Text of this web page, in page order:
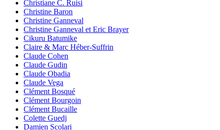
Christiane C. Ruisi
Christine Baron
Christine Ganneval
Christine Ganneval et Eric Brayer
Cikuru Batumike
Claire & Marc Héber-Suffrin
Claude Cohen
Claude Gudin
Claude Obadia
Claude Vega
Clément Bosqué
Clément Bourgoin
Clément Bucaille
Colette Guedj
Damien Scolari